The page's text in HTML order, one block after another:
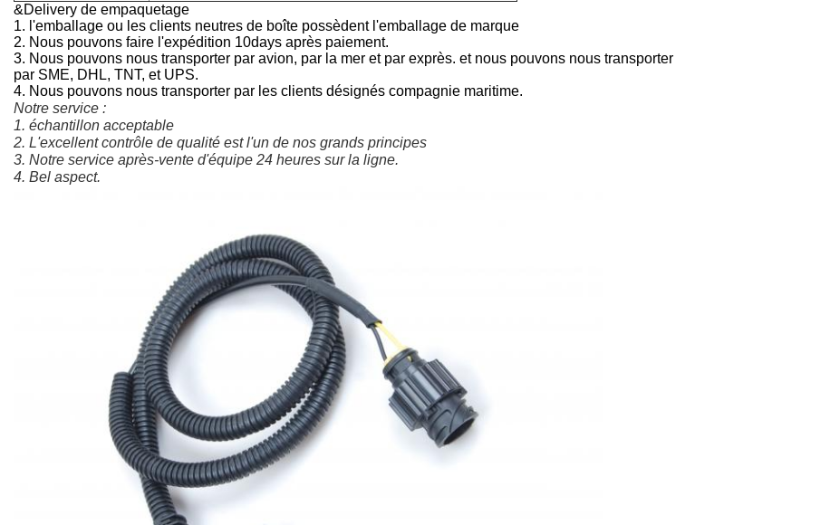
&Delivery de empaquetage
1. l'emballage ou les clients neutres de boîte possèdent l'emballage de marque
2. Nous pouvons faire l'expédition 10days après paiement.
3. Nous pouvons nous transporter par avion, par la mer et par exprès. et nous pouvons nous transporter
par SME, DHL, TNT, et UPS.
4. Nous pouvons nous transporter par les clients désignés compagnie maritime.
Notre service :
1. échantillon acceptable
2. L'excellent contrôle de qualité est l'un de nos grands principes
3. Notre service après-vente d'équipe 24 heures sur la ligne.
4. Bel aspect.